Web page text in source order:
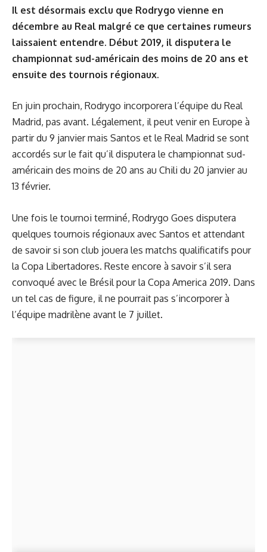
Il est désormais exclu que Rodrygo vienne en
décembre au Real malgré ce que certaines rumeurs
laissaient entendre. Début 2019, il disputera le
championnat sud-américain des moins de 20 ans et
ensuite des tournois régionaux.
En juin prochain, Rodrygo incorporera l’équipe du Real
Madrid, pas avant. Légalement, il peut venir en Europe à
partir du 9 janvier mais Santos et le Real Madrid se sont
accordés sur le fait qu’il disputera le championnat sud-
américain des moins de 20 ans au Chili du 20 janvier au
13 février.
Une fois le tournoi terminé, Rodrygo Goes disputera
quelques tournois régionaux avec Santos et attendant
de savoir si son club jouera les matchs qualificatifs pour
la Copa Libertadores. Reste encore à savoir s’il sera
convoqué avec le Brésil pour la Copa America 2019. Dans
un tel cas de figure, il ne pourrait pas s’incorporer à
l’équipe madrilène avant le 7 juillet.